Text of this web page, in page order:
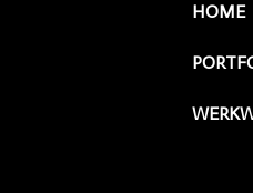
HOME